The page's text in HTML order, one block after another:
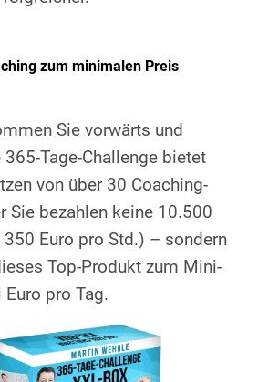
zum minimalen Preis
Sie vorwärts und
Tage-Challenge bietet
von über 30 Coaching-
Sie bezahlen keine 10.500
Euro pro Std.) – sondern
Top-Produkt zum Mini-
pro Tag.